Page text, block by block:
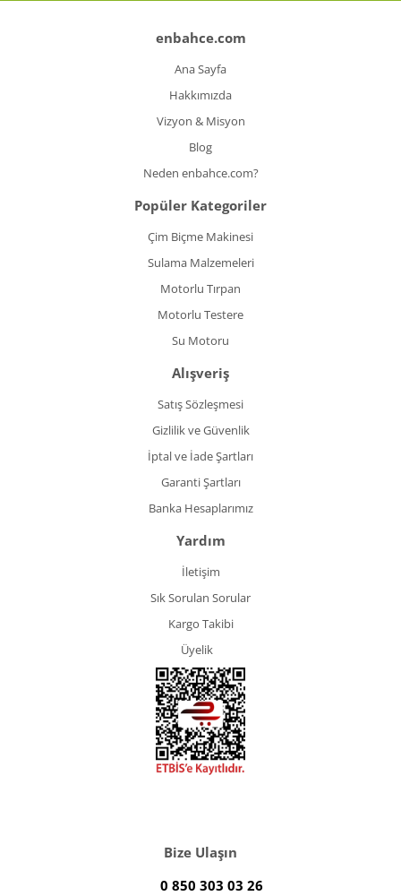
enbahce.com
Ana Sayfa
Hakkımızda
Vizyon & Misyon
Blog
Neden enbahce.com?
Popüler Kategoriler
Çim Biçme Makinesi
Sulama Malzemeleri
Motorlu Tırpan
Motorlu Testere
Su Motoru
Alışveriş
Satış Sözleşmesi
Gizlilik ve Güvenlik
İptal ve İade Şartları
Garanti Şartları
Banka Hesaplarımız
Yardım
İletişim
Sık Sorulan Sorular
Kargo Takibi
Üyelik
Bize Ulaşın
0 850 303 03 26